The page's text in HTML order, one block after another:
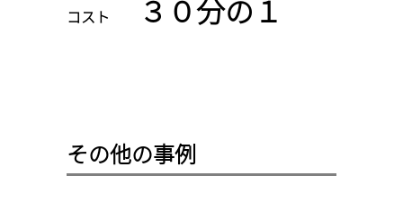
コスト ３０分の１
その他の事例